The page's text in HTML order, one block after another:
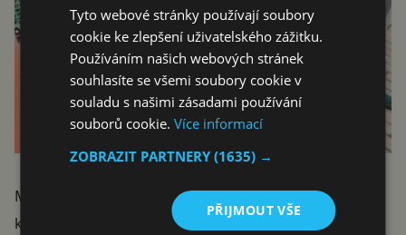
Můžeme počítat také s novějším designem a
klasickými senzory jako ten pro sledování srdečního
Tyto webové stránky používají soubory
cookie ke zlepšení uživatelského zážitku.
Používáním našich webových stránek
souhlasíte se všemi soubory cookie v
souladu s našimi zásadami používání
souborů cookie.Více informací
ZOBRAZIT PARTNERY(1635) →
PŘIJMOUT VŠE